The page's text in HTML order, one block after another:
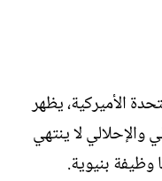
الأميركية، يظهر
والإحلالي لا ينتهي
وظيفة بنيوية.